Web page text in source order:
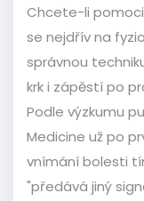
Chcete-li
se nejdřív na
správnou
krk i zápěstí po
Podle výzkumu
Medicine už po
vnímání bolesti
"předává jiný